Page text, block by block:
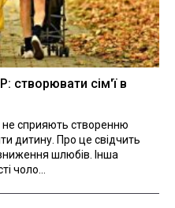
створювати сім'ї в
не сприяють створенню
дитину. Про це свідчить
шлюбів. Інша
чоло...